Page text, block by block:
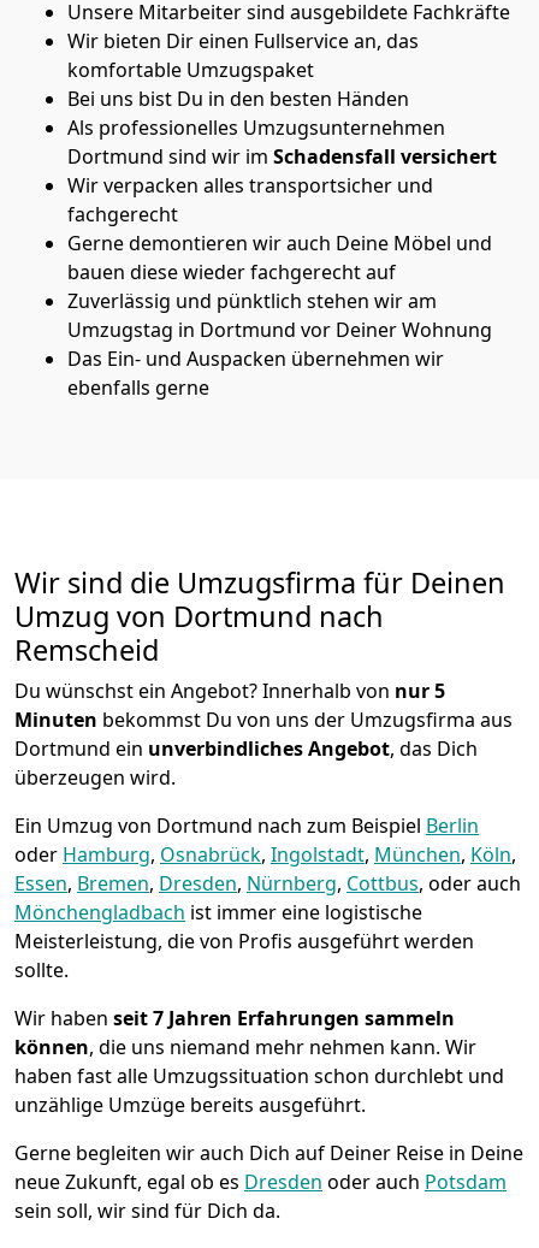
Unsere Mitarbeiter sind ausgebildete Fachkräfte
Wir bieten Dir einen Fullservice an, das
komfortable Umzugspaket
Bei uns bist Du in den besten Händen
Als professionelles Umzugsunternehmen
Dortmund sind wir im Schadensfall versichert
Wir verpacken alles transportsicher und
fachgerecht
Gerne demontieren wir auch Deine Möbel und
bauen diese wieder fachgerecht auf
Zuverlässig und pünktlich stehen wir am
Umzugstag in Dortmund vor Deiner Wohnung
Das Ein- und Auspacken übernehmen wir
ebenfalls gerne
Wir sind die Umzugsfirma für Deinen
Umzug von Dortmund nach
Remscheid
Du wünschst ein Angebot? Innerhalb von nur 5
Minuten bekommst Du von uns der Umzugsfirma aus
Dortmund ein unverbindliches Angebot, das Dich
überzeugen wird.
Ein Umzug von Dortmund nach zum Beispiel Berlin
oder Hamburg, Osnabrück, Ingolstadt, München, Köln,
Essen, Bremen, Dresden, Nürnberg, Cottbus, oder auch
Mönchen­gladbach ist immer eine logistische
Meisterleistung, die von Profis ausgeführt werden
sollte.
Wir haben seit7 Jahren Erfahrungen sammeln
können, die uns niemand mehr nehmen kann. Wir
haben fast alle Umzugssituation schon durchlebt und
unzählige Umzüge bereits ausgeführt.
Gerne begleiten wir auch Dich auf Deiner Reise in Deine
neue Zukunft, egal ob es Dresden oder auch Potsdam
sein soll, wir sind für Dich da.